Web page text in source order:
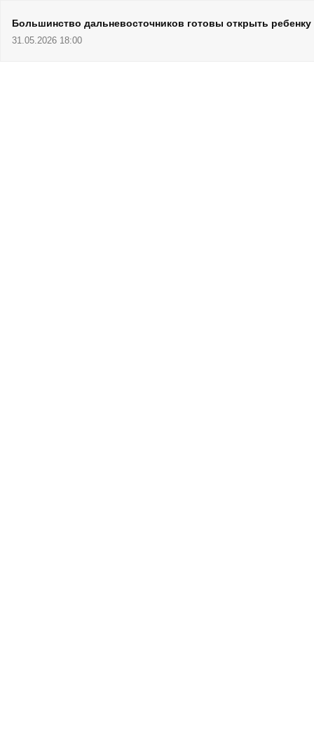
Большинство дальневосточников готовы открыть ребенку
31.05.2026 18:00